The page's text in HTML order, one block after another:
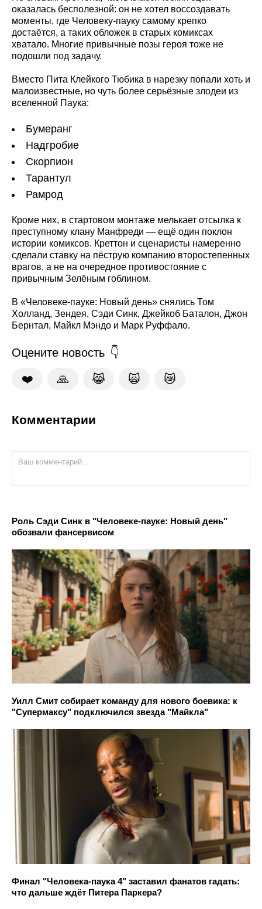
оказалась бесполезной: он не хотел воссоздавать
моменты, где Человеку-пауку самому крепко
достаётся, а таких обложек в старых комиксах
хватало. Многие привычные позы героя тоже не
подошли под задачу.
Вместо Пита Клейкого Тюбика в нарезку попали хоть и
малоизвестные, но чуть более серьёзные злодеи из
вселенной Паука:
Бумеранг
Надгробие
Скорпион
Тарантул
Рамрод
Кроме них, в стартовом монтаже мелькает отсылка к
преступному клану Манфреди — ещё один поклон
истории комиксов. Креттон и сценаристы намеренно
сделали ставку на пёструю компанию второстепенных
врагов, а не на очередное противостояние с
привычным Зелёным гоблином.
В «Человеке-пауке: Новый день» снялись Том
Холланд, Зендея, Сэди Синк, Джейкоб Баталон, Джон
Бернтал, Майкл Мэндо и Марк Руффало.
Оцените новость
❤️ 🙏 😹 🙀 😿
Комментарии
Роль Сэди Синк в "Человеке-пауке: Новый день"
обозвали фансервисом
Уилл Смит собирает команду для нового боевика: к
"Супермаксу" подключился звезда "Майкла"
Финал "Человека-паука 4" заставил фанатов гадать:
что дальше ждёт Питера Паркера?